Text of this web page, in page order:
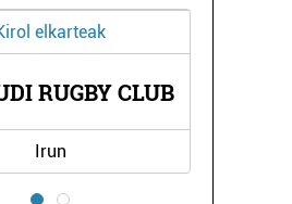
elkarteak
RUGBY CLUB
Irun